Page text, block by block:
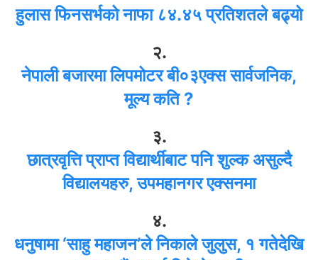
हुलास फिनसर्भको नाफा ८४.४५ प्रतिशतले बढ्यो
२.
नेपाली बजारमा लिपमोटर बी०३एक्स सार्वजनिक,
मूल्य कति ?
३.
छात्रवृत्ति प्राप्त विद्यार्थीबाट पनि शुल्क असुल्दै
विद्यालयहरु, उपमहानगर एक्सनमा
४.
धनुषामा ‘साहु महाजन’ले निकाले जुलुस, १ गतेदेखि